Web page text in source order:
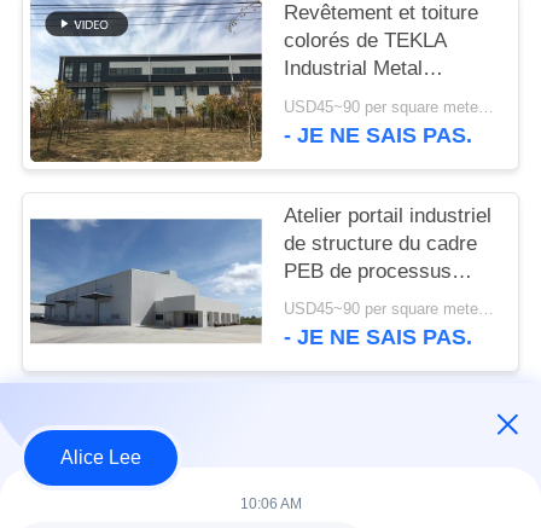
POLITIQUE
DE
CONFIDENTIALITÉ
Revêtement et toiture
colorés de TEKLA
Industrial Metal
Workshop Building
USD45~90 per square meter MOQ:1000 mètres carrés
- JE NE SAIS PAS.
Atelier portail industriel
de structure du cadre
PEB de processus
établissant la norme de
l'OIN
USD45~90 per square meter MOQ:1000 mètres carrés
- JE NE SAIS PAS.
Catégories populaires Tous
Alice Lee
10:06 AM